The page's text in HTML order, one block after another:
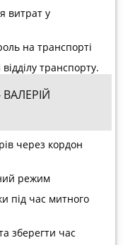
витрат у
на транспорті
транспорту.
через кордон
режим
під час митного
зберегти час